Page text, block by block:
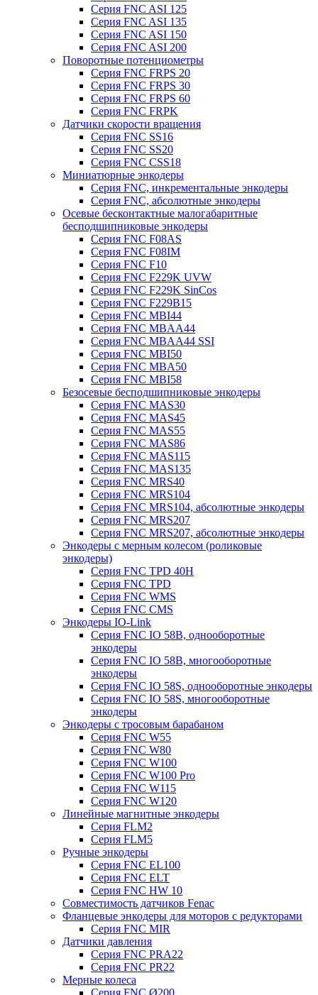
Серия FNC ASI 125
Серия FNC ASI 135
Серия FNC ASI 150
Серия FNC ASI 200
Поворотные потенциометры
Серия FNC FRPS 20
Серия FNC FRPS 30
Серия FNC FRPS 60
Серия FNC FRPK
Датчики скорости вращения
Серия FNC SS16
Серия FNC SS20
Серия FNC CSS18
Миниатюрные энкодеры
Серия FNC, инкрементальные энкодеры
Серия FNC, абсолютные энкодеры
Осевые бесконтактные малогабаритные
бесподшипниковые энкодеры
Серия FNC F08AS
Серия FNC F08IM
Серия FNC F10
Серия FNC F229K UVW
Серия FNC F229K SinCos
Серия FNC F229B15
Серия FNC MBI44
Серия FNC MBAA44
Серия FNC MBAA44 SSI
Серия FNC MBI50
Серия FNC MBA50
Серия FNC MBI58
Безосевые бесподшипниковые энкодеры
Серия FNC MAS30
Серия FNC MAS45
Серия FNC MAS55
Серия FNC MAS86
Серия FNC MAS115
Серия FNC MAS135
Серия FNC MRS40
Серия FNC MRS104
Серия FNC MRS104, абсолютные энкодеры
Серия FNC MRS207
Серия FNC MRS207, абсолютные энкодеры
Энкодеры с мерным колесом (роликовые
энкодеры)
Серия FNC TPD 40H
Серия FNC TPD
Серия FNC WMS
Серия FNC CMS
Энкодеры IO-Link
Серия FNC IO 58B, однооборотные
энкодеры
Серия FNC IO 58B, многооборотные
энкодеры
Серия FNC IO 58S, однооборотные энкодеры
Серия FNC IO 58S, многооборотные
энкодеры
Энкодеры с тросовым барабаном
Серия FNC W55
Серия FNC W80
Серия FNC W100
Серия FNC W100 Pro
Серия FNC W115
Серия FNC W120
Линейные магнитные энкодеры
Серия FLM2
Серия FLM5
Ручные энкодеры
Серия FNC EL100
Серия FNC ELT
Серия FNC HW 10
Совместимость датчиков Fenac
Фланцевые энкодеры для моторов с редукторами
Серия FNC MIR
Датчики давления
Серия FNC PRA22
Серия FNC PR22
Мерные колеса
Серия FNC Ø200